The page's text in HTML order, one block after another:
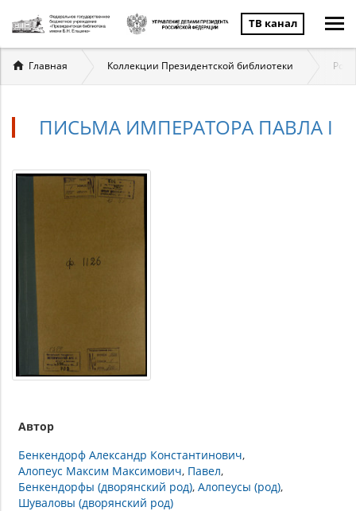
ТВ канал
Вы
здесь
Главная Коллекции Президентской библиотеки
ПИСЬМА ИМПЕРАТОРА ПАВЛА I
Автор
Бенкендорф Александр Константинович
Алопеус Максим Максимович Павел
Бенкендорфы (дворянский род) Алопеусы (род)
Шуваловы (дворянский род)